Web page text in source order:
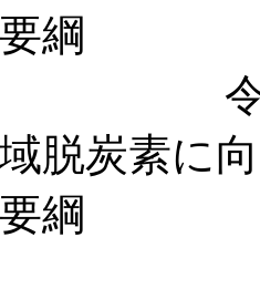
綱
脱炭素に
綱